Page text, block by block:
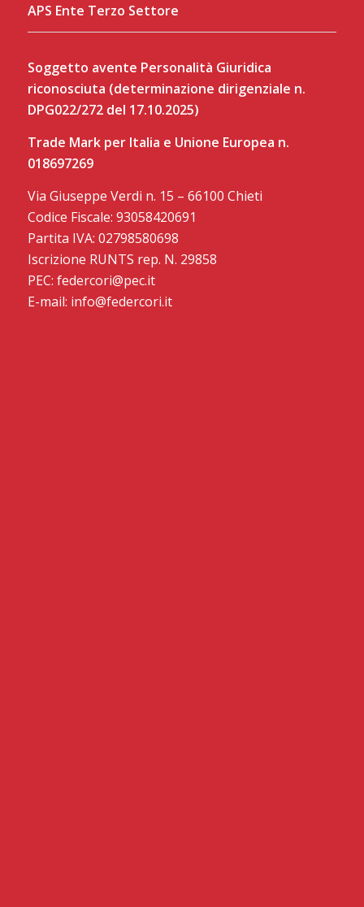
APS Ente Terzo Settore
Soggetto avente Personalità Giuridica
riconosciuta (determinazione dirigenziale n.
DPG022/272 del 17.10.2025)
Trade Mark per Italia e Unione Europea n.
018697269
Via Giuseppe Verdi n. 15 – 66100 Chieti
Codice Fiscale: 93058420691
Partita IVA: 02798580698
Iscrizione RUNTS rep. N. 29858
PEC: federcori@pec.it
E-mail: info@federcori.it